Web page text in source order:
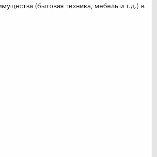
(бытовая техника, мебель и т.д.) в